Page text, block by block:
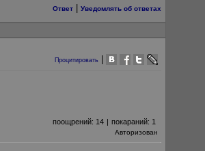
Ответ Уведомлять об ответах
Процитировать
поощрений: 14 | покараний: 1
Авторизован